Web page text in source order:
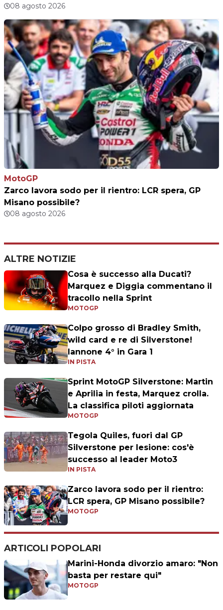
08 agosto 2026
MotoGP
Zarco lavora sodo per il rientro: LCR spera, GP
Misano possibile?
08 agosto 2026
ALTRE NOTIZIE
Cosa è successo alla Ducati?
Marquez e Diggia commentano il
tracollo nella Sprint
MOTOGP
Colpo grosso di Bradley Smith,
wild card e re di Silverstone!
Iannone 4° in Gara 1
IN PISTA
Sprint MotoGP Silverstone: Martin
e Aprilia in festa, Marquez crolla.
La classifica piloti aggiornata
MOTOGP
Tegola Quiles, fuori dal GP
Silverstone per lesione: cos'è
successo al leader Moto3
IN PISTA
Zarco lavora sodo per il rientro:
LCR spera, GP Misano possibile?
MOTOGP
ARTICOLI POPOLARI
Marini-Honda divorzio amaro: "Non
basta per restare qui"
MOTOGP